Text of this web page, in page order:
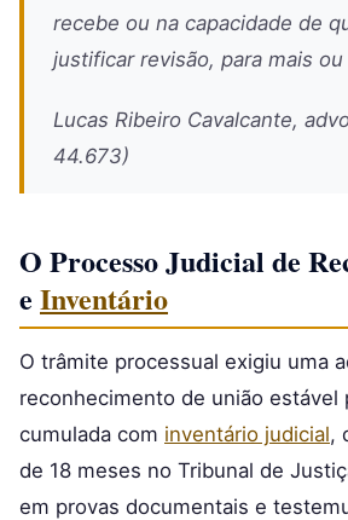
recebe ou na capacidade de
justificar revisão, para mais ou
Lucas Ribeiro Cavalcante,
44.673)
O Processo Judicial de
e Inventário
O trâmite processual exigiu uma
reconhecimento de união estável
cumulada com inventário judicial,
de 18 meses no Tribunal de
em provas documentais e